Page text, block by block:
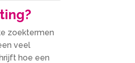
zoektermen
veel
hoe een